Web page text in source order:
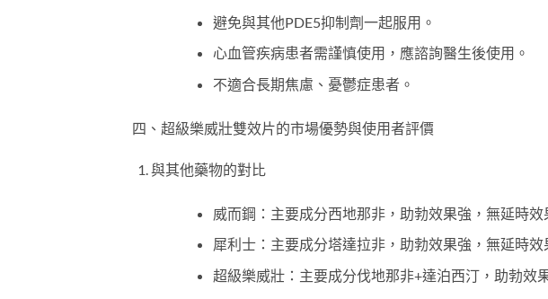
避免與其他PDE5抑制劑一起服用。
心血管疾病患者需謹慎使用，應諮詢醫生後使用。
不適合長期焦慮、憂鬱症患者。
四、超級樂威壯雙效片的市場優勢與使用者評價
與其他藥物的對比
威而鋼：主要成分西地那非，助勃效果強，無延時效
犀利士：主要成分塔達拉非，助勃效果強，無延時
超級樂威壯：主要成分伐地那非+達泊西汀，助勃效